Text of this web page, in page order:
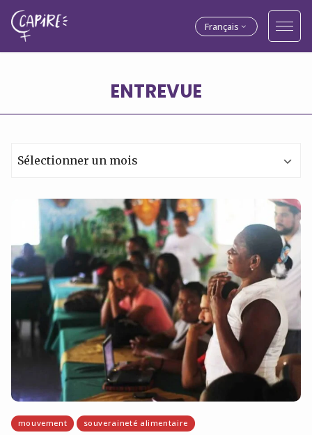
Français
ENTREVUE
Archives
mouvement souveraineté alimentaire